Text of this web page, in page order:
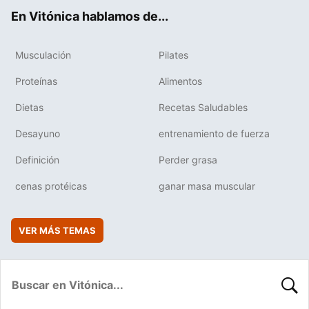
En Vitónica hablamos de...
Musculación Pilates
Proteínas Alimentos
Dietas Recetas Saludables
Desayuno entrenamiento de fuerza
Definición Perder grasa
cenas protéicas ganar masa muscular
VER MÁS TEMAS